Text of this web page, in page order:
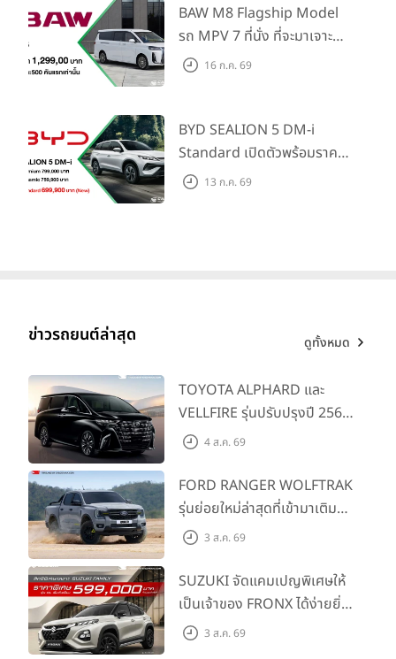
มอบความอุ่นใจสูงสุด ภายใต้กลยุทธ์“ใกล้ไกล...เราใกล้คุณ”เพื่อทลาย
ทุกข้อจำกัดเรื่องระยะทาง ผ่านบริการระดับเอ็กซ์คลูซีฟที่จะส่งตรงความ
สะดวกสบายให้ถึงหน้าบ้านลูกค้า
แนะนำสำหรับHONGQI E-HS9เฉพาะ 400 คันแรก รับสิทธิ์ซื้อรถใน
ราคาพิเศษ พร้อมรับแพ็กเกจของแถมและความคุ้มครองเหนือระดับ
ประกอบด้วย ประกันภัยชั้น 1 ฟรี! 1 ปี ฟรี! เครื่องชาร์จติดตั้งบนผนัง
(Wall Charger) ฟรี! บริการช่วยเหลือฉุกเฉินนอกสถานที่ 24 ชั่วโมง
(Roadside Assistance) นานถึง 5 ปี รับประกันคุณภาพตัวรถ 5 ปี หรือ
150,000 กิโลเมตร และรับประกันแบตเตอรี่ 8 ปี หรือ 160,000
กิโลเมตร
Traffic Monitor เพียงจอง
ภายใน 31 ก.ค. 2569 รับบัตร
น้ำมันมูลค่า 10,000 บาท
BAW M8 Flagship Model
รถ MPV 7 ที่นั่ง ที่จะมาเจาะ
ตลาดครอบครัวและองค์กรยุค
แรก)
16 ก.ค. 69
BYD SEALION 5 DM-i
Standard เปิดตัวพร้อมราคา
คาดการณ์ 699,900 บาท รุ่น
13 ก.ค. 69
ข่าวรถยนต์ล่าสุด ดูทั้งหมด
TOYOTA ALPHARD และ
VELLFIRE รุ่นปรับปรุงปี 2569
พร้อมรุ่นย่อยใหม่ HEV
4 ส.ค. 69
FORD RANGER WOLFTRAK
รุ่นย่อยใหม่ล่าสุดที่เข้ามาเติม
เต็มไลน์อัป พร้อมตอบโจทย์ทุก
พร้อมลุย ด้วยราคาพิเศษเริ่ม
ต้นที่ 9.49 แสนบาท
3 ส.ค. 69
SUZUKI จัดแคมเปญพิเศษให้
เป็นเจ้าของ FRONX ได้ง่ายยิ่ง
ขึ้นสำหรับรุ่น GL ราคาพิเศษ
3 ส.ค. 69